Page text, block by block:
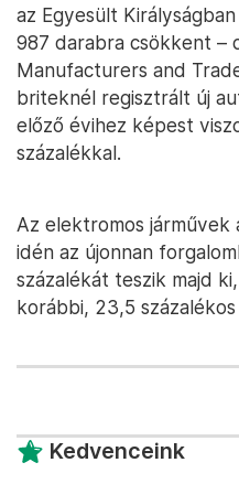
az Egyesült
987 darabra csökkent –
Manufacturers and
briteknél regisztrált új
előző évihez képest
százalékkal.
Az elektromos járművek
idén az újonnan
százalékát teszik majd
korábbi, 23,5
Kedvenceink